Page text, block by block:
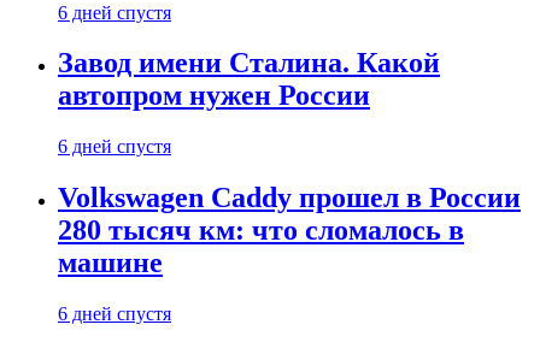
6 дней спустя
Завод имени Сталина. Какой
автопром нужен России
6 дней спустя
Volkswagen Caddy прошел в России
280 тысяч км: что сломалось в
машине
6 дней спустя